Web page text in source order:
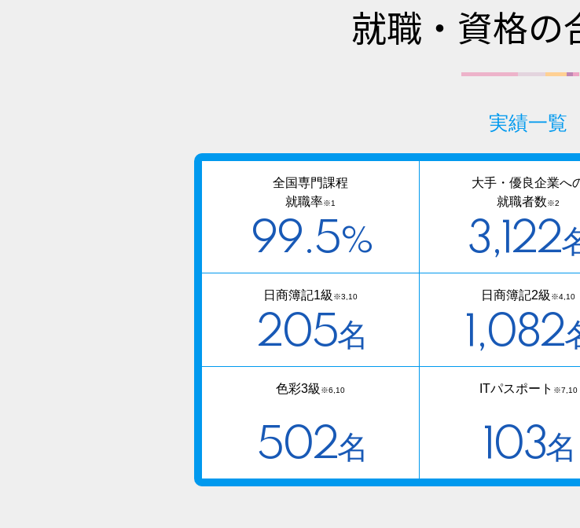
就職・資格の
実績一覧
全国専門課程
就職率※1
99.5%
大手・優良企業へ
就職者数※2
3,122
日商簿記1級 ※3,10
205名
日商簿記2級 ※4,10
1,082
色彩3級 ※6,10
502名
ITパスポート ※7,10
103名